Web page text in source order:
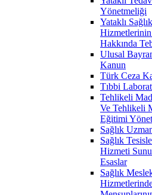
Yönetmeliği
Yataklı
Hizmetlerinin
Hakkında
Ulusal
Kanun
Türk Ceza
Tıbbi
Tehlikeli
Ve Tehlikeli
Eğitimi
Sağlık
Sağlık
Hizmeti
Esaslar
Sağlık